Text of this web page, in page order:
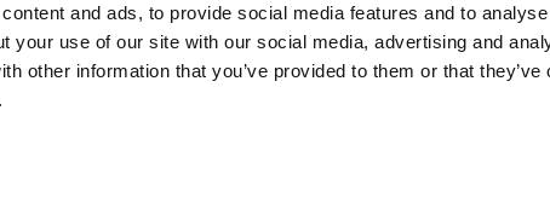
and ads, to provide social media features and to
your use of our site with our social media, advertising and
other information that you’ve provided to them or that they’ve
financieras
industriales
Informes sobre spam y phishing
Publicaciones
Incidentes